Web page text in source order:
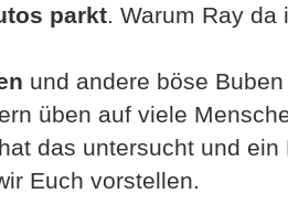
parkt. Warum Ray da
und andere böse
üben auf viele
das untersucht und ein
Euch vorstellen.